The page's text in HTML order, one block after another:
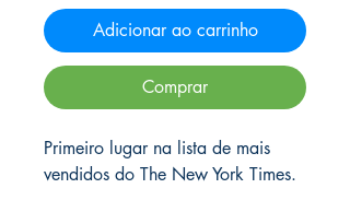
Adicionar ao carrinho
Comprar
Primeiro lugar na lista de mais
vendidos do The New York Times.